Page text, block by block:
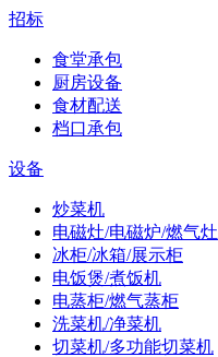
招标
食堂承包
厨房设备
食材配送
档口承包
设备
炒菜机
电磁灶/电磁炉/燃气灶
冰柜/冰箱/展示柜
电饭煲/煮饭机
电蒸柜/燃气蒸柜
洗菜机/净菜机
切菜机/多功能切菜机